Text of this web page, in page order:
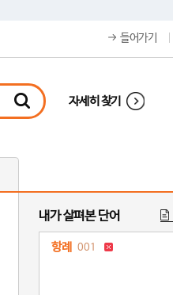
들어가기
자세히 찾기
내가 살펴본 단어
항례 001